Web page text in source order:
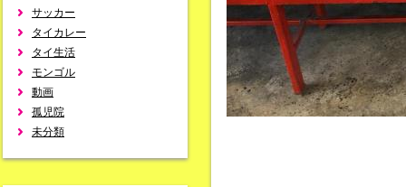
サッカー
タイカレー
タイ生活
モンゴル
動画
孤児院
未分類